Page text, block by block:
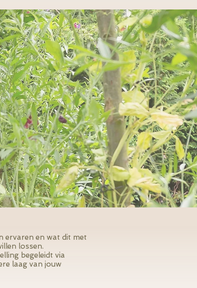
ervaren en wat dit met
lossen.
begeleidt via
laag van jouw